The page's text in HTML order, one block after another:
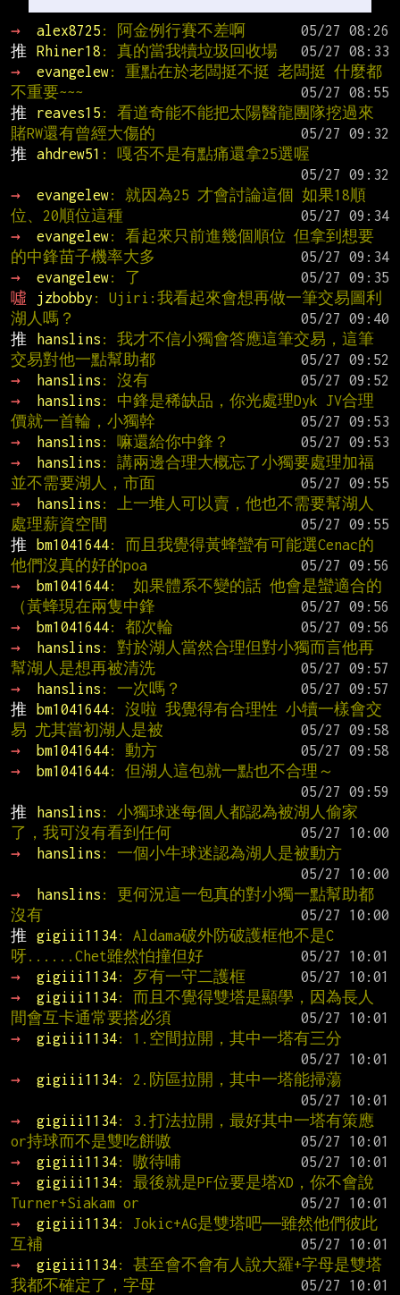
→ alex8725 : 阿金例行賽不差啊
推
Rhiner18 : 真的當我犢垃圾回收場
→
evangelew: 重點在於老闆挺不挺 老闆挺 什麼都
不重要~~~
推
reaves15 : 看道奇能不能把太陽醫龍團隊挖過來
賭RW還有曾經大傷的
推
ahdrew51 : 嘎否不是有點痛還拿25選喔
→
evangelew: 就因為25 才會討論這個 如果18順
位、20順位這種
→
evangelew: 看起來只前進幾個順位 但拿到想要
的中鋒苗子機率大多
→
evangelew: 了
噓
jzbobby : Ujiri:我看起來會想再做一筆交易圖利
湖人嗎？
推
hanslins : 我才不信小獨會答應這筆交易，這筆
交易對他一點幫助都
→
hanslins : 沒有
→
hanslins : 中鋒是稀缺品，你光處理Dyk JV合理
價就一首輪，小獨幹
→
hanslins : 嘛還給你中鋒？
→
hanslins : 講兩邊合理大概忘了小獨要處理加福
並不需要湖人，市面
→
hanslins : 上一堆人可以賣，他也不需要幫湖人
處理薪資空間
推
bm1041644: 而且我覺得黃蜂蠻有可能選Cenac的
他們沒真的好的poa
→
bm1041644:  如果體系不變的話 他會是蠻適合的
（黃蜂現在兩隻中鋒
→
bm1041644: 都次輪
→
hanslins : 對於湖人當然合理但對小獨而言他再
幫湖人是想再被清洗
→
hanslins : 一次嗎？
推
bm1041644: 沒啦 我覺得有合理性 小犢一樣會交
易 尤其當初湖人是被
→
bm1041644: 動方
→
bm1041644: 但湖人這包就一點也不合理～
推
hanslins : 小獨球迷每個人都認為被湖人偷家
了，我可沒有看到任何
→
hanslins : 一個小牛球迷認為湖人是被動方
→
hanslins : 更何況這一包真的對小獨一點幫助都
沒有
推
gigiii1134: Aldama破外防破護框他不是C
呀......Chet雖然怕撞但好
→
gigiii1134: 歹有一守二護框
→
gigiii1134: 而且不覺得雙塔是顯學，因為長人
間會互卡通常要搭必須
→
gigiii1134: 1.空間拉開，其中一塔有三分
→
gigiii1134: 2.防區拉開，其中一塔能掃蕩
→
gigiii1134: 3.打法拉開，最好其中一塔有策應
or持球而不是雙吃餅嗷
→
gigiii1134: 嗷待哺
→
gigiii1134: 最後就是PF位要是塔XD，你不會說
Turner+Siakam or
→
gigiii1134: Jokic+AG是雙塔吧──雖然他們彼此
互補
→
gigiii1134: 甚至會不會有人說大羅+字母是雙塔
我都不確定了，字母